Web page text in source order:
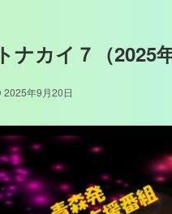
トナカイ７（2025
2025年9月20日